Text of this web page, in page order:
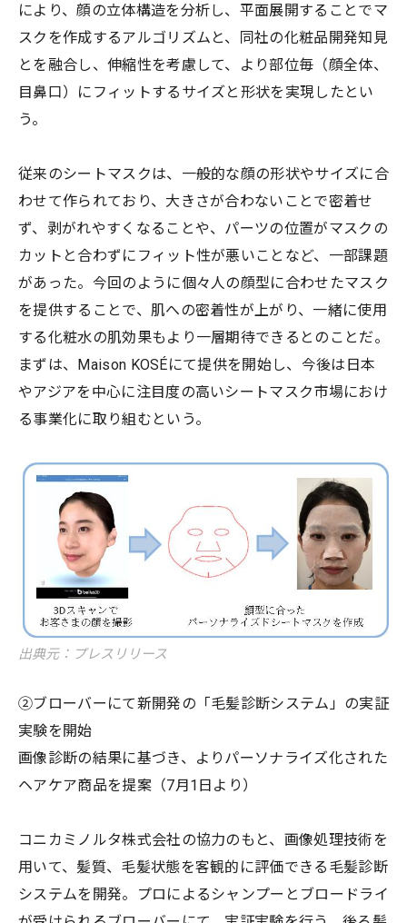
により、顔の立体構造を分析し、平面展開することでマ
スクを作成するアルゴリズムと、同社の化粧品開発知見
とを融合し、伸縮性を考慮して、より部位毎（顔全体、
目鼻口）にフィットするサイズと形状を実現したとい
う。
従来のシートマスクは、一般的な顔の形状やサイズに合
わせて作られており、大きさが合わないことで密着せ
ず、剥がれやすくなることや、パーツの位置がマスクの
カットと合わずにフィット性が悪いことなど、一部課題
があった。今回のように個々人の顔型に合わせたマスク
を提供することで、肌への密着性が上がり、一緒に使用
する化粧水の肌効果もより一層期待できるとのことだ。
まずは、Maison KOSÉにて提供を開始し、今後は日本
やアジアを中心に注目度の高いシートマスク市場におけ
る事業化に取り組むという。
出典元：プレスリリース
②ブローバーにて新開発の「毛髪診断システム」の実証
実験を開始
画像診断の結果に基づき、よりパーソナライズ化された
ヘアケア商品を提案（7月1日より）
コニカミノルタ株式会社の協力のもと、画像処理技術を
用いて、髪質、毛髪状態を客観的に評価できる毛髪診断
システムを開発。プロによるシャンプーとブロードライ